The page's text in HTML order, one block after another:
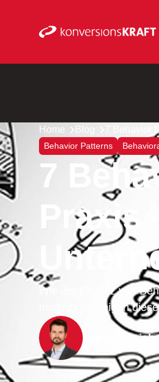
Home Blog 7 Behavior
Behavior Patterns
7
Wie der Einsatz von
möglich ist, zeigen
Patrick